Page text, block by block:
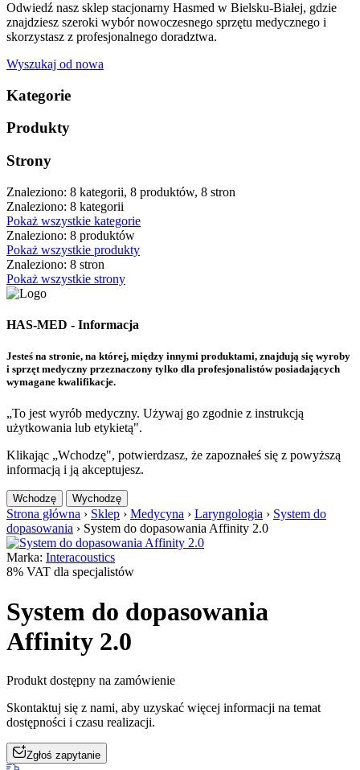
Odwiedź nasz sklep stacjonarny Hasmed w Bielsku-Białej, gdzie
znajdziesz szeroki wybór nowoczesnego sprzętu medycznego i
skorzystasz z profesjonalnego doradztwa.
Wyszukaj od nowa
Kategorie
Produkty
Strony
Znaleziono: 8 kategorii, 8 produktów, 8 stron
Znaleziono: 8 kategorii
Pokaż wszystkie kategorie
Znaleziono: 8 produktów
Pokaż wszystkie produkty
Znaleziono: 8 stron
Pokaż wszystkie strony
HAS-MED - Informacja
Jesteś na stronie, na której, między innymi produktami, znajdują się wyroby
i sprzęt medyczny przeznaczony tylko dla profesjonalistów posiadających
wymagane kwalifikacje.
„To jest wyrób medyczny. Używaj go zgodnie z instrukcją
użytkowania lub etykietą".
Klikając „Wchodzę", potwierdzasz, że zapoznałeś się z powyższą
informacją i ją akceptujesz.
Wchodzę Wychodzę
Strona główna › Sklep › Medycyna › Laryngologia › System do
dopasowania › System do dopasowania Affinity 2.0
Marka: Interacoustics
8% VAT dla specjalistów
System do dopasowania
Affinity 2.0
Produkt dostępny na zamówienie
Skontaktuj się z nami, aby uzyskać więcej informacji na temat
dostępności i czasu realizacji.
Zgłoś zapytanie